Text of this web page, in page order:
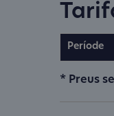
Període
* Preus